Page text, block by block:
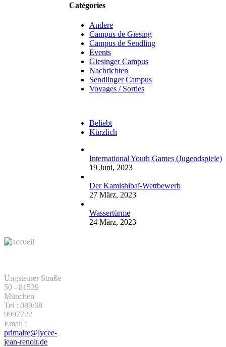
Catégories
Andere
Campus de Giesing
Campus de Sendling
Events
Giesinger Campus
Nachrichten
Sendlinger Campus
Voyages / Sorties
Beliebt
Kürzlich
International Youth Games (Jugendspiele)
19 Juni, 2023
Der Kamishibaï-Wettbewerb
27 März, 2023
Wassertürme
24 März, 2023
Ungsteiner Straße
50 - 81539
München
Tel : 089/68
9997722
Email :
primaire@lycee-
jean-renoir.de